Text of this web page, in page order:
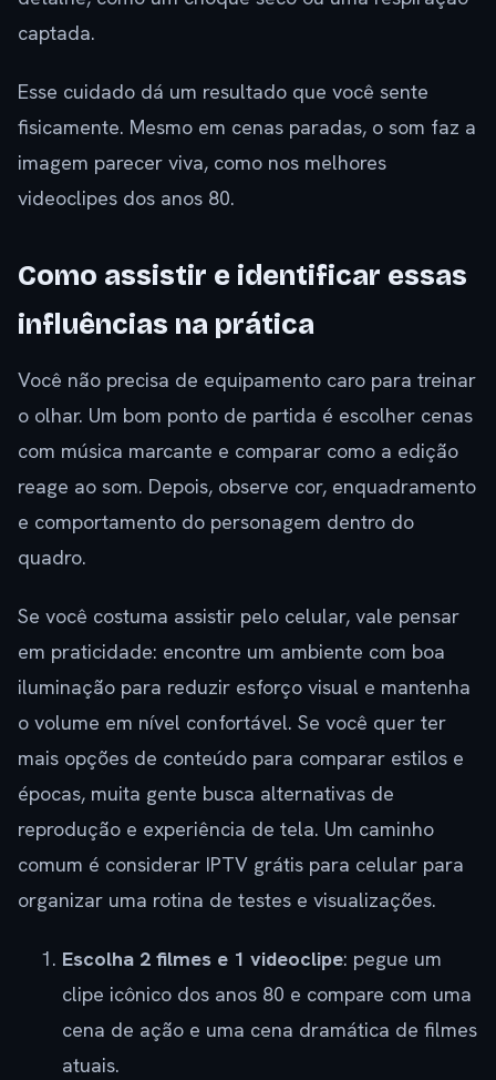
captada.
Esse cuidado dá um resultado que você sente
fisicamente. Mesmo em cenas paradas, o som faz a
imagem parecer viva, como nos melhores
videoclipes dos anos 80.
Como assistir e identificar essas
influências na prática
Você não precisa de equipamento caro para treinar
o olhar. Um bom ponto de partida é escolher cenas
com música marcante e comparar como a edição
reage ao som. Depois, observe cor, enquadramento
e comportamento do personagem dentro do
quadro.
Se você costuma assistir pelo celular, vale pensar
em praticidade: encontre um ambiente com boa
iluminação para reduzir esforço visual e mantenha
o volume em nível confortável. Se você quer ter
mais opções de conteúdo para comparar estilos e
épocas, muita gente busca alternativas de
reprodução e experiência de tela. Um caminho
comum é considerar IPTV grátis para celular para
organizar uma rotina de testes e visualizações.
Escolha 2 filmes e 1 videoclipe: pegue um
clipe icônico dos anos 80 e compare com uma
cena de ação e uma cena dramática de filmes
atuais.